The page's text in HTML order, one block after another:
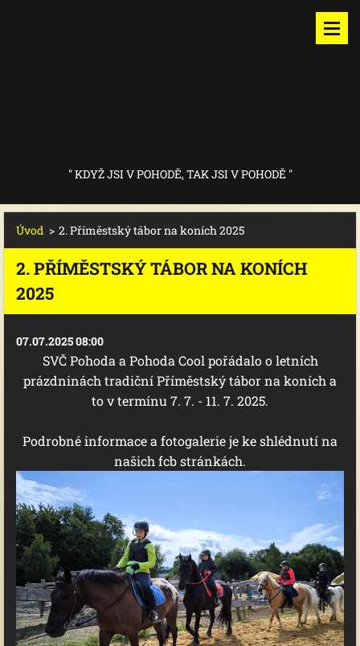
" KDYŽ JSI V POHODĚ, TAK JSI V POHODĚ "
Úvod > 2. Příměstský tábor na koních 2025
2. PŘÍMĚSTSKÝ TÁBOR NA KONÍCH
2025
07.07.2025 08:00
SVČ Pohoda a Pohoda Cool pořádalo o letních
prázdninách tradiční Příměstský tábor na koních a
to v termínu 7. 7. - 11. 7. 2025.
Podrobné informace a fotogalerie je ke shlédnutí na
našich fcb stránkách.